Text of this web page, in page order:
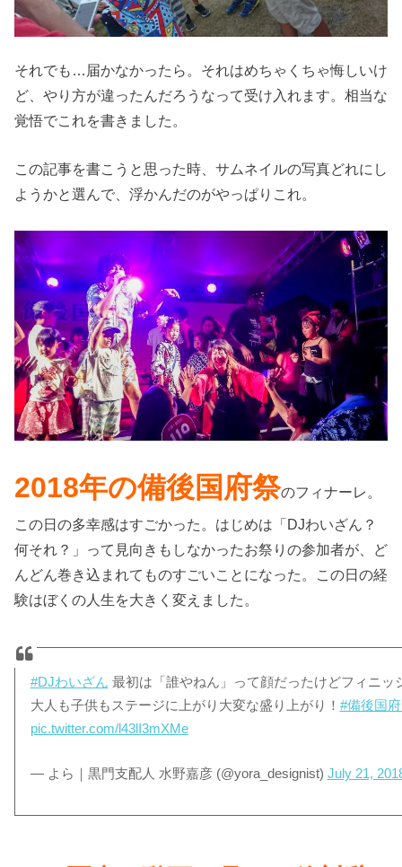
それでも…届かなかったら。それはめちゃくちゃ悔しいけ
ど、やり方が違ったんだろうなって受け入れます。相当な
覚悟でこれを書きました。
この記事を書こうと思った時、サムネイルの写真どれにし
ようかと選んで、浮かんだのがやっぱりこれ。
2018年の備後国府祭のフィナーレ。
この日の多幸感はすごかった。はじめは「DJわいざん？
何それ？」って見向きもしなかったお祭りの参加者が、ど
んどん巻き込まれてものすごいことになった。この日の経
験はぼくの人生を大きく変えました。
#DJわいざん 最初は「誰やねん」って顔だったけどフィニッ
大人も子供もステージに上がり大変な盛り上がり！ #備後国
pic.twitter.com/l43lI3mXMe
— よら｜黒門支配人 水野嘉彦 (@yora_designist) July 21,